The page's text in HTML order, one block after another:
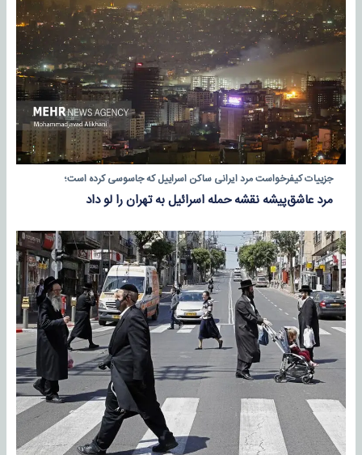
جزییات کیفرخواست مرد ایرانی ساکن اسراییل که جاسوسی کرده است؛
مرد عاشق‌پیشه نقشه حمله اسرائیل به تهران را لو داد